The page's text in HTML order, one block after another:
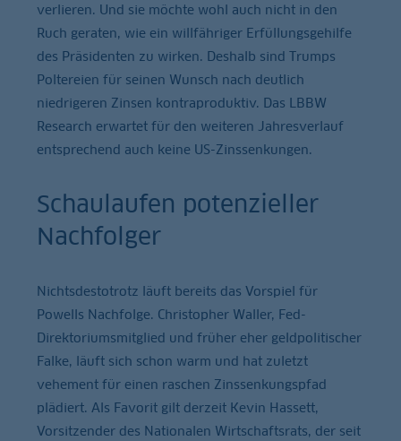
verlieren. Und sie möchte wohl auch nicht in den
Ruch geraten, wie ein willfähriger Erfüllungsgehilfe
des Präsidenten zu wirken. Deshalb sind Trumps
Poltereien für seinen Wunsch nach deutlich
niedrigeren Zinsen kontraproduktiv. Das LBBW
Research erwartet für den weiteren Jahresverlauf
entsprechend auch keine US-Zinssenkungen.
Schaulaufen potenzieller
Nachfolger
Nichtsdestotrotz läuft bereits das Vorspiel für
Powells Nachfolge. Christopher Waller, Fed-
Direktoriumsmitglied und früher eher geldpolitischer
Falke, läuft sich schon warm und hat zuletzt
vehement für einen raschen Zinssenkungspfad
plädiert. Als Favorit gilt derzeit Kevin Hassett,
Vorsitzender des Nationalen Wirtschaftsrats, der seit